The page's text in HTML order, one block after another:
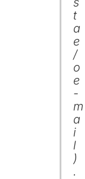
t
a
e
/
o
e
-
m
a
i
l
)
.